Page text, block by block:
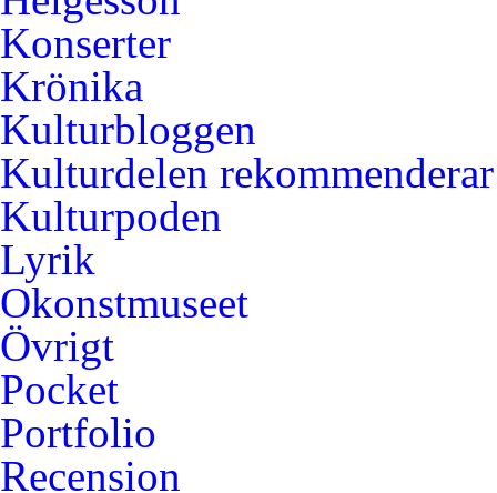
Konserter
Krönika
Kulturbloggen
Kulturdelen rekommenderar
Kulturpoden
Lyrik
Okonstmuseet
Övrigt
Pocket
Portfolio
Recension